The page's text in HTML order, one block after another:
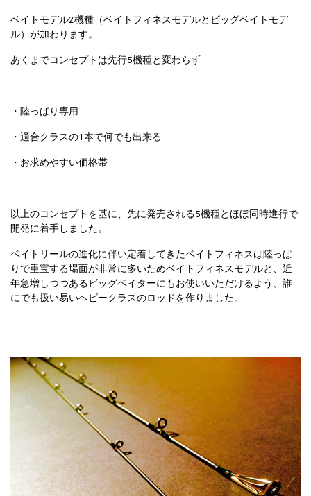
ベイトモデル2機種（ベイトフィネスモデルとビッグベイトモデ
ル）が加わります。
あくまでコンセプトは先行5機種と変わらず
・陸っぱり専用
・適合クラスの1本で何でも出来る
・お求めやすい価格帯
以上のコンセプトを基に、先に発売される5機種とほぼ同時進行で
開発に着手しました。
ベイトリールの進化に伴い定着してきたベイトフィネスは陸っぱ
りで重宝する場面が非常に多いためベイトフィネスモデルと、近
年急増しつつあるビッグベイターにもお使いいただけるよう、誰
にでも扱い易いヘビークラスのロッドを作りました。